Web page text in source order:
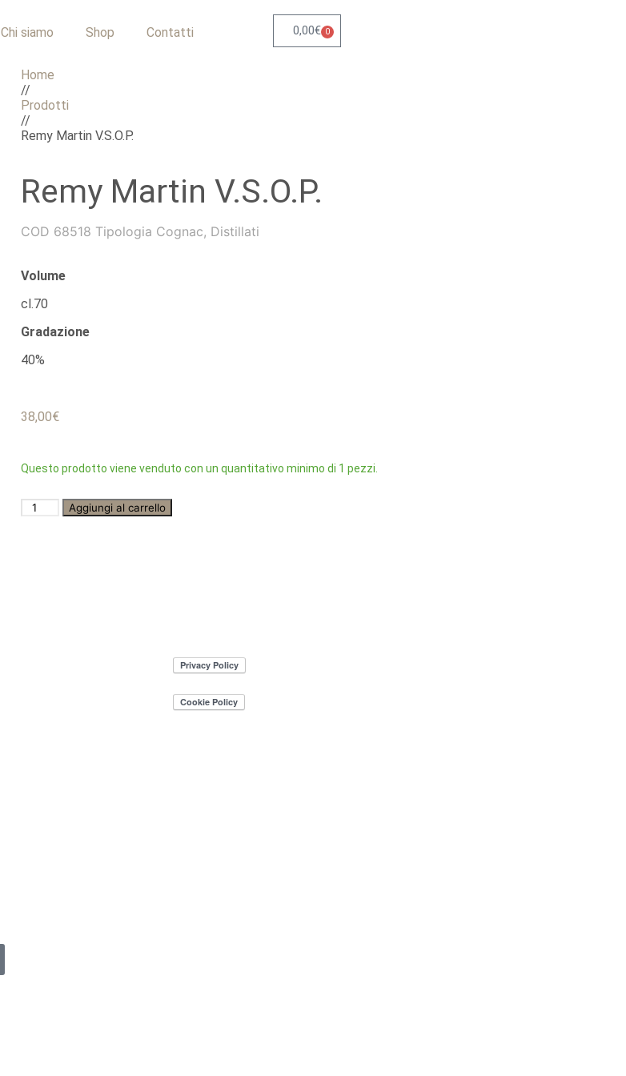
Chi siamo Shop Contatti 0,00€ 0
Home
//
Prodotti
//
Remy Martin V.S.O.P.
Remy Martin V.S.O.P.
COD 68518 Tipologia Cognac, Distillati
Volume
cl.70
Gradazione
40%
38,00€
Questo prodotto viene venduto con un quantitativo minimo di 1 pezzi.
Aggiungi al carrello